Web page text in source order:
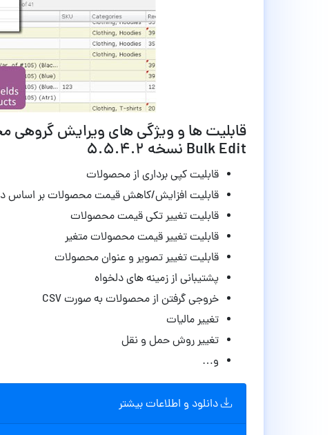
Bulk Edit نسخه ۵.۵.۴.۲
قابلیت کپی برداری از محصولات
قابلیت افزایش/کاهش قیمت محصولات بر اساس
قابلیت تغییر تکی قیمت محصولات
قابلیت تغییر قیمت محصولات متغیر
قابلیت تغییر تصویر و عنوان محصولات
پشتیبانی از زمینه های دلخواه
خروجی گرفتن از محصولات به صورت CSV
تغییر مالیات
تغییر روش حمل و نقل
و…
دانلود و اطلاعات بیشتر